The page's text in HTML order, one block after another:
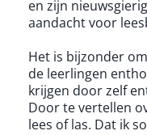
en zijn
aandacht voor
Het is bijzonder
de leerlingen
krijgen door zelf
Door te vertellen
lees of las. Dat ik